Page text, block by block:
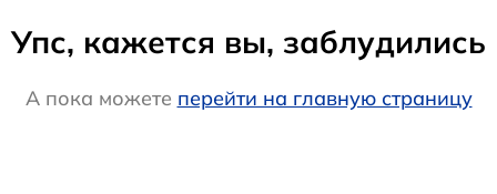
Упс, кажется вы, заблудились
А пока можете перейти на главную страницу